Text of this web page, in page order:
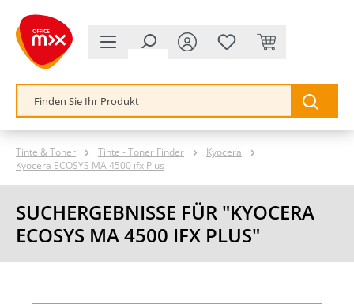
springen
Tinte & Toner Tinte - Toner Finder
Kyocera
Kyocera ECOSYS MA 4500 ifx Plus
SUCHERGEBNISSE FÜR "KYOCERA
ECOSYS MA 4500 IFX PLUS"